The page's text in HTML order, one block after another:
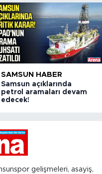
SAMSUN HABER
Samsun açıklarında
petrol aramaları devam
edecek!
gelişmeleri, asayiş,